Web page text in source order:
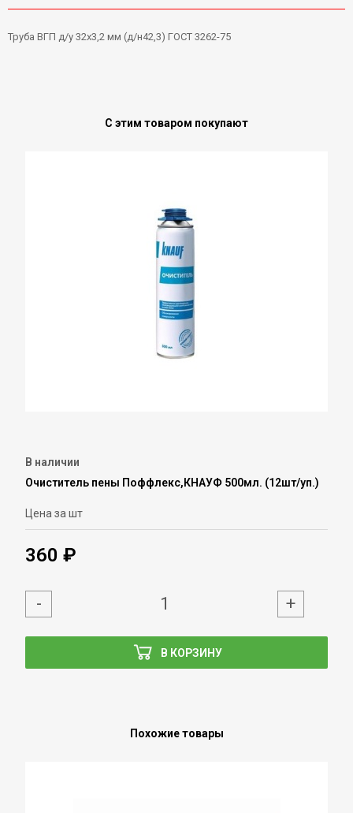
Труба ВГП д/у 32х3,2 мм (д/н42,3) ГОСТ 3262-75
С этим товаром покупают
В наличии
Очиститель пены Поффлекс,КНАУФ 500мл. (12шт/уп.)
Цена за шт
360 ₽
В КОРЗИНУ
- +
Похожие товары